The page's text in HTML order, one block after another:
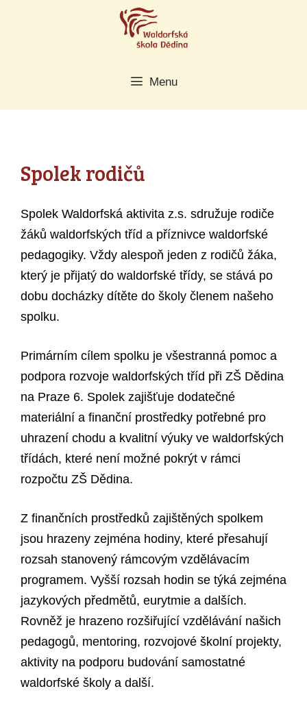
Menu
Spolek rodičů
Spolek Waldorfská aktivita z.s. sdružuje rodiče
žáků waldorfských tříd a příznivce waldorfské
pedagogiky. Vždy alespoň jeden z rodičů žáka,
který je přijatý do waldorfské třídy, se stává po
dobu docházky dítěte do školy členem našeho
spolku.
Primárním cílem spolku je všestranná pomoc a
podpora rozvoje waldorfských tříd při ZŠ Dědina
na Praze 6. Spolek zajišťuje dodatečné
materiální a finanční prostředky potřebné pro
uhrazení chodu a kvalitní výuky ve waldorfských
třídách, které není možné pokrýt v rámci
rozpočtu ZŠ Dědina.
Z finančních prostředků zajištěných spolkem
jsou hrazeny zejména hodiny, které přesahují
rozsah stanovený rámcovým vzdělávacím
programem. Vyšší rozsah hodin se týká zejména
jazykových předmětů, eurytmie a dalších.
Rovněž je hrazeno rozšiřující vzdělávání našich
pedagogů, mentoring, rozvojové školní projekty,
aktivity na podporu budování samostatné
waldorfské školy a další.